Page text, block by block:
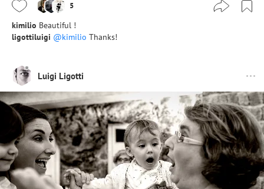
5
kimilio Beautiful !
ligottiluigi @kimilio Thanks!
Luigi Ligotti